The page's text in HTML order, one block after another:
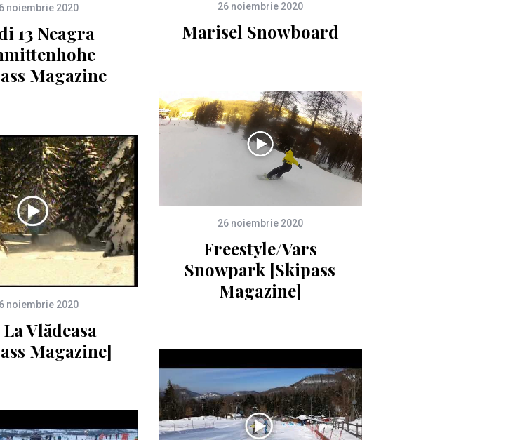
26 noiembrie 2020
Marisel Snowboard
noiembrie 2020
13 Neagra
Magazine
26 noiembrie 2020
Freestyle/Vars
Snowpark [Skipass
Magazine]
noiembrie 2020
Vlădeasa
Magazine]